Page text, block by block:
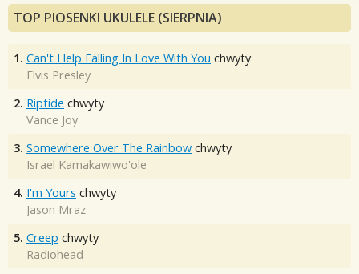
TOP PIOSENKI UKULELE (SIERPNIA)
1. Can't Help Falling In Love With You chwyty
Elvis Presley
2. Riptide chwyty
Vance Joy
3. Somewhere Over The Rainbow chwyty
Israel Kamakawiwo'ole
4. I'm Yours chwyty
Jason Mraz
5. Creep chwyty
Radiohead